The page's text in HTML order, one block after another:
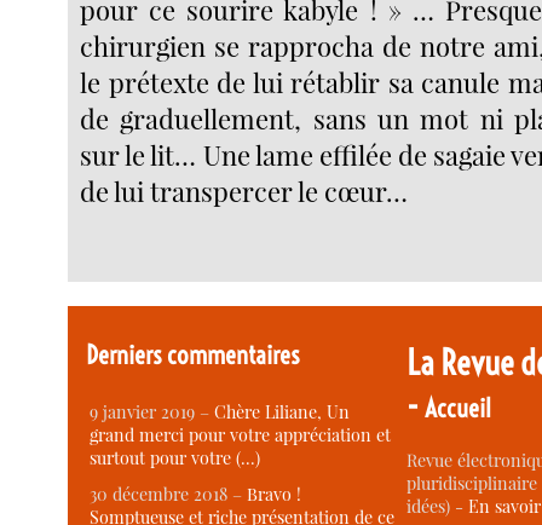
pour ce sourire kabyle ! » …
chirurgien se rapprocha de notre
le prétexte de lui rétablir sa canule
de graduellement, sans un mot ni
sur le lit… Une lame effilée de sagaie
de lui transpercer le cœur…
Derniers commentaires
9 janvier 2019 –Chère Liliane, Un
grand merci pour votre appréciation et
surtout pour votre (…)
30 décembre 2018 –Bravo !
Somptueuse et riche présentation de ce
La Revue
-Accueil
Revue
idées) -En